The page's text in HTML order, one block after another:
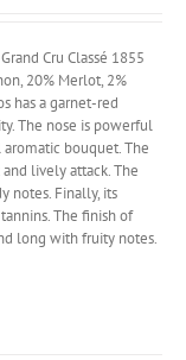
Cru Classé 1855
20% Merlot, 2%
has a garnet-red
The nose is powerful
bouquet. The
lively attack. The
notes. Finally, its
The finish of
long with fruity notes.